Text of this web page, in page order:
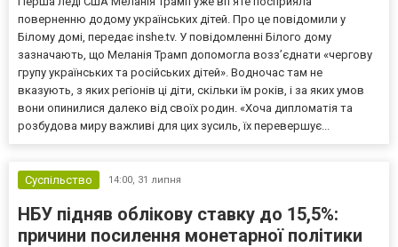
поверненню додому українських дітей. Про це повідомили у
Білому домі, передає inshe.tv. У повідомленні Білого дому
зазначають, що Меланія Трамп допомогла возз’єднати «чергову
групу українських та російських дітей». Водночас там не
вказують, з яких регіонів ці діти, скільки їм років, і за яких умов
вони опинилися далеко від своїх родин. «Хоча дипломатія та
розбудова миру важливі для цих зусиль, їх перевершує...
Суспільство 14:00, 31 липня
НБУ підняв облікову ставку до 15,5%:
причини посилення монетарної політики